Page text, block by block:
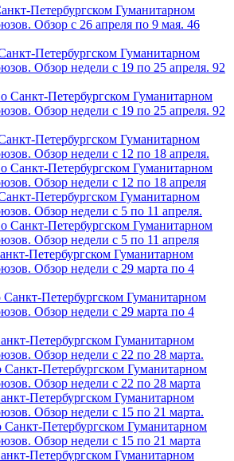
Петербургском Гуманитарном
Обзор с 26 апреля по 9 мая. 46
Петербургском Гуманитарном
Обзор недели с 19 по 25 апреля. 92
Петербургском Гуманитарном
Обзор недели с 12 по 18 апреля
Петербургском Гуманитарном
Обзор недели с 5 по 11 апреля
Петербургском Гуманитарном
Обзор недели с 29 марта по 4
Петербургском Гуманитарном
Обзор недели с 22 по 28 марта
Петербургском Гуманитарном
Обзор недели с 15 по 21 марта